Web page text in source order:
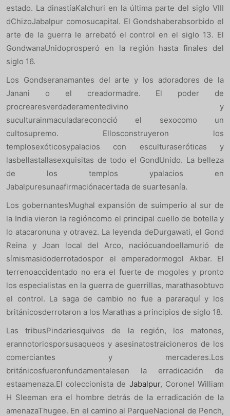
estado. La dinastíaKalchuri en la última parte del siglo VIII
dChizoJabalpur comosucapital. El Gondshaberabsorbido el
arte de la guerra le arrebató el control en el siglo 13. El
GondwanaUnidoprosperó en la región hasta finales del
siglo 16.
Los Gondseranamantes del arte y los adoradores de la
Janani o el creadormadre. El poder de
procrearesverdaderamentedivino y
suculturainmaculadareconoció el sexocomo un
cultosupremo. Ellosconstruyeron los
templosexóticosypalacios con esculturaseróticas y
lasbellastallasexquisitas de todo el GondUnido. La belleza
de los templos ypalacios en
Jabalpuresunaafirmaciónacertada de suartesanía.
Los gobernantesMughal expansión de suimperio al sur de
la India vieron la regióncomo el principal cuello de botella y
lo atacaronuna y otravez. La leyenda deDurgawati, el Gond
Reina y Joan local del Arco, naciócuandoellamurió de
símismasidoderrotadospor el emperadormogol Akbar. El
terrenoaccidentado no era el fuerte de mogoles y pronto
los especialistas en la guerra de guerrillas, marathasobtuvo
el control. La saga de cambio no fue a pararaquí y los
británicosderrotaron a los Marathas a principios de siglo 18.
Las tribusPindariesquivos de la región, los matones,
erannotoriosporsusaqueos y asesinatostraicioneros de los
comerciantes y mercaderes.Los
británicosfueronfundamentalesen la erradicación de
estaamenaza.El coleccionista de Jabalpur, Coronel William
H Sleeman era el hombre detrás de la erradicación de la
amenazaThugee. En el camino al ParqueNacional de Pench,